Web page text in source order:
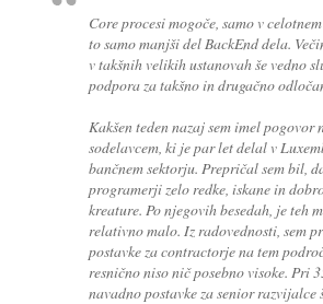
Core procesi mogoče, samo v
to samo manjši del BackEnd dela.
v takšnih velikih ustanovah še vedno
podpora za takšno in drugačno
Kakšen teden nazaj sem imel pogovor
sodelavcem, ki je par let delal v
bančnem sektorju. Prepričal sem bil,
programerji zelo redke, iskane in
kreature. Po njegovih besedah, je teh
relativno malo. Iz radovednosti, sem
postavke za contractorje na tem
resnično niso nič posebno visoke. Pri
navadno postavke za senior razvijalce